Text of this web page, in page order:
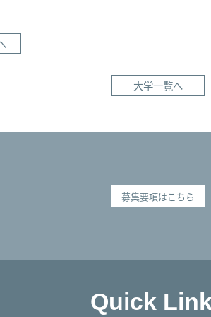
大学一覧へ
募集要項はこちら
Quick